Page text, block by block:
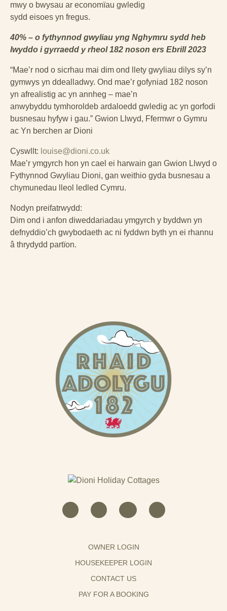
mwy o bwysau ar economïau gwledig
sydd eisoes yn fregus.
40% – o fythynnod gwyliau yng Nghymru sydd heb
lwyddo i gyrraedd y rheol 182 noson ers Ebrill 2023
“Mae’r nod o sicrhau mai dim ond llety gwyliau dilys sy’n
gymwys yn ddealladwy. Ond mae’r gofyniad 182 noson
yn afrealistig ac yn annheg – mae’n
anwybyddu tymhoroldeb ardaloedd gwledig ac yn gorfodi
busnesau hyfyw i gau.” Gwion Llwyd, Ffermwr o Gymru
ac Yn berchen ar Dioni
Cyswllt: louise@dioni.co.uk
Mae’r ymgyrch hon yn cael ei harwain gan Gwion Llwyd o
Fythynnod Gwyliau Dioni, gan weithio gyda busnesau a
chymunedau lleol ledled Cymru.
Nodyn preifatrwydd:
Dim ond i anfon diweddariadau ymgyrch y byddwn yn
defnyddio’ch gwybodaeth ac ni fyddwn byth yn ei rhannu
â thrydydd partïon.
OWNER LOGIN
HOUSEKEEPER LOGIN
CONTACT US
PAY FOR A BOOKING